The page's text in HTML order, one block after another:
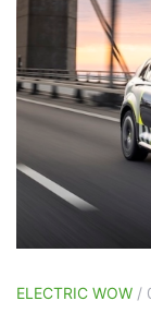
ELECTRIC WOW /